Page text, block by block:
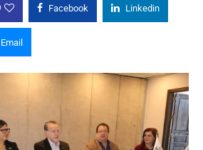
Facebook Linkedin
Email